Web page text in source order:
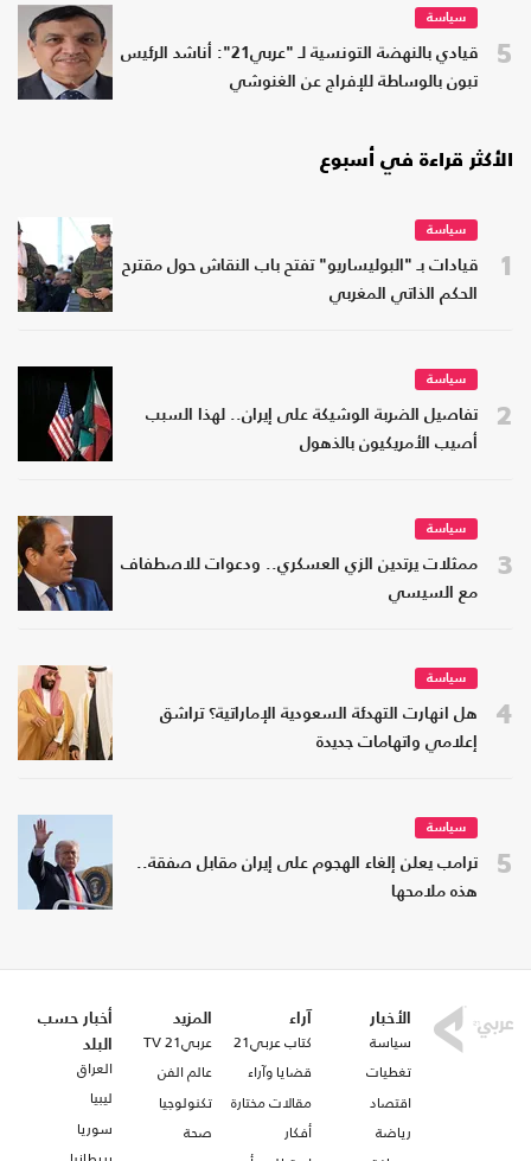
5
سياسة
قيادي بالنهضة التونسية لـ "عربي21": أناشد الرئيس
تبون بالوساطة للإفراج عن الغنوشي
الأكثر قراءة في أسبوع
1
سياسة
قيادات بـ "البوليساريو" تفتح باب النقاش حول مقترح
الحكم الذاتي المغربي
2
سياسة
تفاصيل الضربة الوشيكة على إيران.. لهذا السبب
أصيب الأمريكيون بالذهول
3
سياسة
ممثلات يرتدين الزي العسكري.. ودعوات للاصطفاف
مع السيسي
4
سياسة
هل انهارت التهدئة السعودية الإماراتية؟ تراشق
إعلامي واتهامات جديدة
5
سياسة
ترامب يعلن إلغاء الهجوم على إيران مقابل صفقة..
هذه ملامحها
الأخبار
سياسة
تغطيات
اقتصاد
رياضة
آراء
كتاب عربي21
قضايا وآراء
مقالات مختارة
أفكار
المزيد
عربي21 TV
عالم الفن
تكنولوجيا
صحة
أخبار حسب
البلد
العراق
ليبيا
سوريا